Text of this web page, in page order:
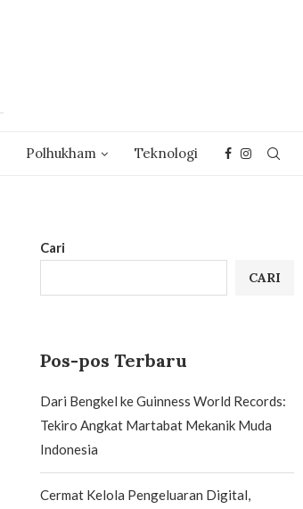
Polhukham Teknologi
Cari
CARI
Pos-pos Terbaru
Dari Bengkel ke Guinness World Records:
Tekiro Angkat Martabat Mekanik Muda
Indonesia
Cermat Kelola Pengeluaran Digital,